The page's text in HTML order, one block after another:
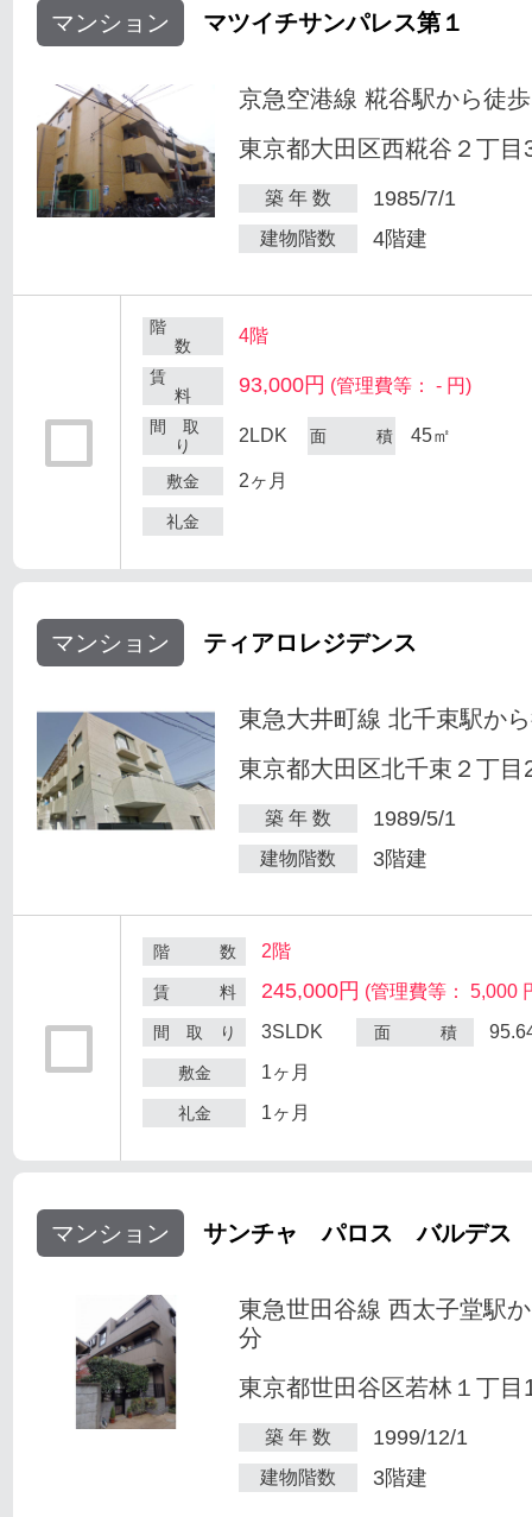
マンション マツイチサンパレス第１
京急空港線 糀谷駅から徒
東京都大田区西糀谷２丁目
築 年 数 1985/7/1
建物階数 4階建
階
数
4階
賃
料
93,000円 (管理費等： - 円)
間 取
り
2LDK 面 積 45㎡
敷金 2ヶ月
礼金
マンション ティアロレジデンス
東急大井町線 北千束駅か
東京都大田区北千束２丁目
築 年 数 1989/5/1
建物階数 3階建
階 数 2階
賃 料 245,000円 (管理費等： 5,000
間 取 り 3SLDK 面 積
敷金 1ヶ月
礼金 1ヶ月
マンション サンチャ パロス バルデス
東急世田谷線 西太子堂駅
分
東京都世田谷区若林１丁目
築 年 数 1999/12/1
建物階数 3階建